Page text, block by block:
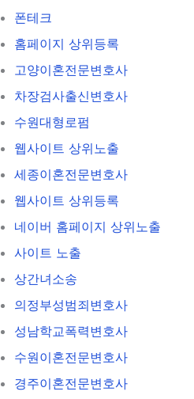
폰테크
홈페이지 상위등록
고양이혼전문변호사
차장검사출신변호사
수원대형로펌
웹사이트 상위노출
세종이혼전문변호사
웹사이트 상위등록
네이버 홈페이지 상위노출
사이트 노출
상간녀소송
의정부성범죄변호사
성남학교폭력변호사
수원이혼전문변호사
경주이혼전문변호사